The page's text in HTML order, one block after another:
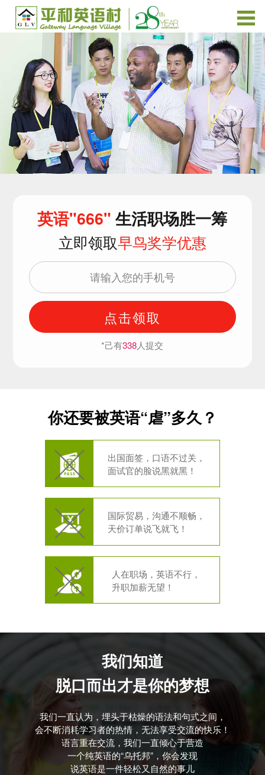
英语"666"生活职场胜一筹
立即领取早鸟奖学优惠
点击领取
*己有338人提交
你还要被英语“虐”多久？
出国面签，口语不过关，
面试官的脸说黑就黑！
国际贸易，沟通不顺畅，
天价订单说飞就飞！
人在职场，英语不行，
升职加薪无望！
我们知道
脱口而出才是你的梦想
我们一直认为，埋头于枯燥的语法和句式之间，
会不断消耗学习者的热情，无法享受交流的快乐！
语言重在交流，我们一直倾心于营造
一个纯英语的“乌托邦”，你会发现
说英语是一件轻松又自然的事儿